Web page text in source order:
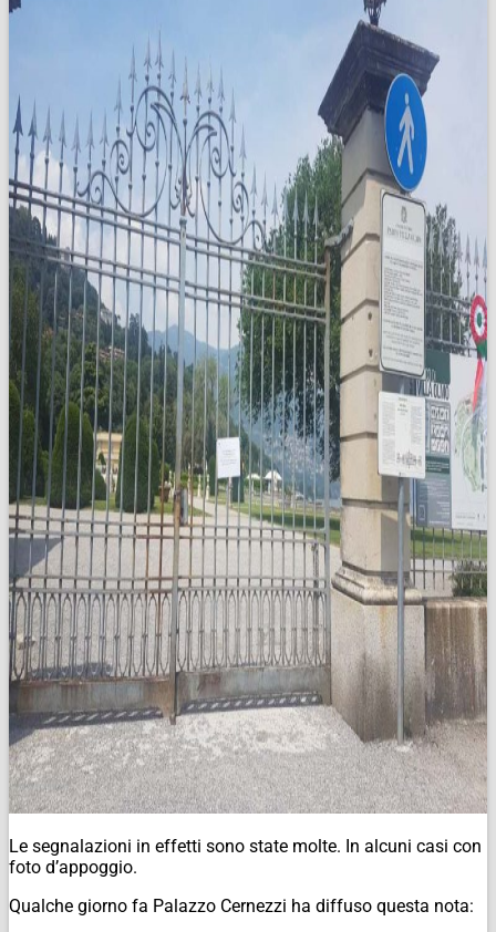
Le segnalazioni in effetti sono state molte. In alcuni casi con
foto d’appoggio.
Qualche giorno fa Palazzo Cernezzi ha diffuso questa nota: